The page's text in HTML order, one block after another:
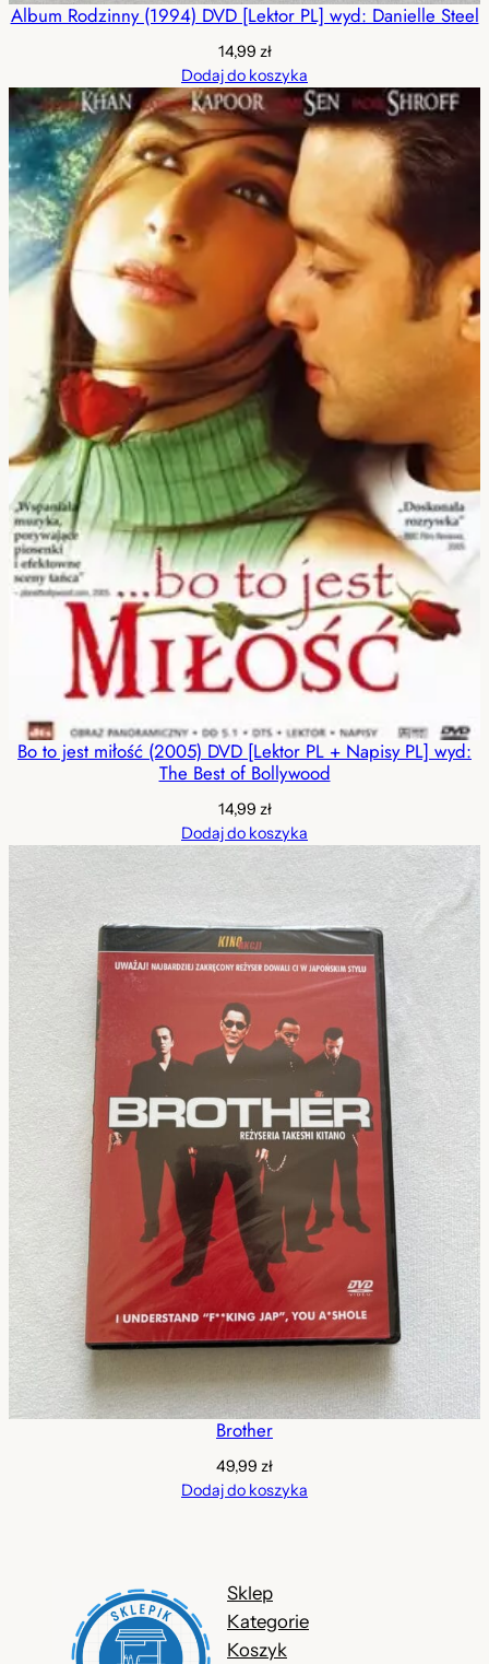
Album Rodzinny (1994) DVD [Lektor PL] wyd: Danielle Steel
14,99 zł
Dodaj do koszyka
Bo to jest miłość (2005) DVD [Lektor PL + Napisy PL] wyd:
The Best of Bollywood
14,99 zł
Dodaj do koszyka
Brother
49,99 zł
Dodaj do koszyka
Sklep
Kategorie
Koszyk